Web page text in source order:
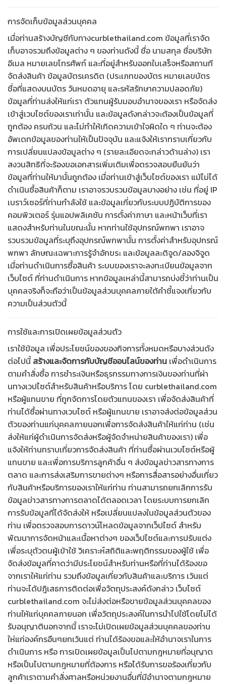
การจัดเก็บข้อมูลส่วนบุคคล
เมื่อท่านสร้างบัญชีกับทางcurblethailand.com ข้อมูลที่เราจัด
เก็บอาจรวมถึงข้อมูลต่าง ๆ ของท่านดังนี้ ชื่อ นามสกุล ชื่อบริษัท
อีเมล หมายเลขโทรศัพท์ และที่อยู่สำหรับออกใบเสร็จหรือสถานที
จัดส่งสินค้า ข้อมูลบัตรเครดิต (ประเภทของบัตร หมายเลขบัตร
ชื่อที่แสดงบนบัตร วันหมดอายุ และรหัสรักษาความปลอดภัย)
ข้อมูลที่ท่านส่งให้แก่เรา ตัวแทนผู้รับมอบอำนาจของเรา หรือจัดส่ง
เข้าสู่เวบไซต์ของเราเท่านั้น และข้อมูลดังกล่าวจะต้องเป็นข้อมูลที่
ถูกต้อง ครบถ้วน และไม่ทำให้เกิดความเข้าใจผิดใด ๆ ท่านจะต้อง
อัพเดทข้อมูลของท่านให้เป็นปัจจุบัน และแจ้งให้เราทราบเกี่ยวกับ
การเปลี่ยนแปลงข้อมูลต่าง ๆ (รายละเอียดจะกล่าวด้านล่าง) เรา
สงวนสิทธิที่จะร้องขอเอกสารเพิ่มเติมเพื่อตรวจสอบยืนยันว่า
ข้อมูลที่ท่านให้มานั้นถูกต้อง เมื่อท่านเข้าสู่เว็บไซต์ของเรา แม้ไม่ได้
ดำเนินซื้อสินค้าก็ตาม เราอาจรวบรวมข้อมูลบางอย่าง เช่น ที่อยู่ IP
เบราว์เซอร์ที่ท่านกำลังใช้ และข้อมูลเกี่ยวกับระบบปฏิบัติการของ
คอมพิวเตอร์ รุ่นแอปพลิเคชัน การตั้งค่าภาษา และหน้าเว็บที่เรา
แสดงสำหรับท่านในขณะนั้น หากท่านใช้อุปกรณ์พกพา เราอาจ
รวบรวมข้อมูลที่ระบุถึงอุปกรณ์พกพานั้น การตั้งค่าสำหรับอุปกรณ์
พกพา ลักษณะเฉพาะการรู้จำอักขระ และข้อมูลละติจูด/ลองจิจูด
เมื่อท่านดำเนินการซื้อสินค้า ระบบของเราจะลงทะเบียนข้อมูลจาก
เว็บไซต์ ที่ท่านดำเนินการ หากข้อมูลเหล่านี้สามารถบ่งชี้ว่าท่านเป็น
บุคคลจริงก็จะถือว่าเป็นข้อมูลส่วนบุคคลภายใต้คำชี้แจงเกี่ยวกับ
ความเป็นส่วนตัวนี้
การใช้และการเปิดเผยข้อมูลส่วนตัว
เราใช้ข้อมูล เพื่อประโยชน์ของของกิจการทั้งหมดหรือบางส่วนดัง
ต่อไปนี้ สร้างและจัดการกับบัญชีออนไลน์ของท่าน เพื่อดำเนินการ
ตามคำสั่งซื้อ การชำระเงินหรือธุรกรรมทางการเงินของท่านที่ผ่า
นทางเวปไซต์สำหรับสินค้าหรือบริการ โดย curblethailand.com
หรือผู้แทนขาย ที่ถูกจัดการโดยตัวแทนของเรา เพื่อจัดส่งสินค้าที่
ท่านได้ซื้อผ่านทางเวบไซต์ หรือผู้แทนขาย เราอาจส่งต่อข้อมูลส่วน
ตัวของท่านแก่บุคคลภายนอกเพื่อการจัดส่งสินค้าให้แก่ท่าน (เช่น
ส่งให้แก่ผู้ดำเนินการจัดส่งหรือผู้จัดจำหน่ายสินค้าของเรา) เพื่อ
แจ้งให้ท่านทราบเกี่ยวการจัดส่งสินค้า ที่ท่านซื้อผ่านเวบไซต์หรือผู้
แทนขาย และเพื่อการบริการลูกค้าอื่น ๆ ส่งข้อมูลข่าวสารทางการ
ตลาด และการส่งเสริมการขายต่างๆ หรือการสื่อสารอย่างอื่นเกี่ยว
กับสินค้าหรือบริการของเราให้แก่ท่าน ท่านสามารถยกเลิกการรับ
ข้อมูลข่าวสารทางการตลาดได้ตลอดเวลา โดยระบบการยกเลิก
การรับข้อมูลที่ได้จัดส่งให้ หรือเปลี่ยนแปลงในข้อมูลส่วนตัวของ
ท่าน เพื่อตรวจสอบการดาวน์โหลดข้อมูลจากเว็ปไซต์ สำหรับ
พัฒนาการจัดหน้าและเนื้อหาต่างๆ ของเว็ปไซต์และการปรับแต่ง
เพื่อระบุตัวตนผู้เข้าใช้ วิเคราะห์สถิติและพฤติกรรมของผู้ใช้ เพื่อ
จัดส่งข้อมูลที่คาดว่ามีประโยชน์สำหรับท่านหรือที่ท่านได้ร้องขอ
จากเราให้แก่ท่าน รวมถึงข้อมูลเกี่ยวกับสินค้าและบริการ เว้นแต่
ท่านจะได้ปฎิเสธการติดต่อเพื่อวัตถุประสงค์ดังกล่าว เว็บไซต์
curblethailand.com จะไม่ส่งต่อหรือขายข้อมูลส่วนบุคคลของ
ท่านให้แก่บุคคลภายนอก เพื่อวัตถุประสงค์ในการนำไปใช้โดยไม่ได้
รับอนุญาตินอกจากนี้ เราจะไม่เปิดเผยข้อมูลส่วนบุคคลของท่าน
ให่แก่องค์กรอืนๆยกเว้นแต่ ท่านได้ร้องขอและให้อำนาจเราในการ
ดำเนินการ หรือ การเปิดเผยข้อมูลเป็นไปตามกฎหมายที่อนุญาต
หรือเป็นไปตามกฎหมายที่ต้องการ หรือได้รับการขอร้องเกี่ยวกับ
ลูกค้าเราตามคำสั่งศาลหรือหน่วยงานอื่นที่มีอำนาจตามกฎหมาย